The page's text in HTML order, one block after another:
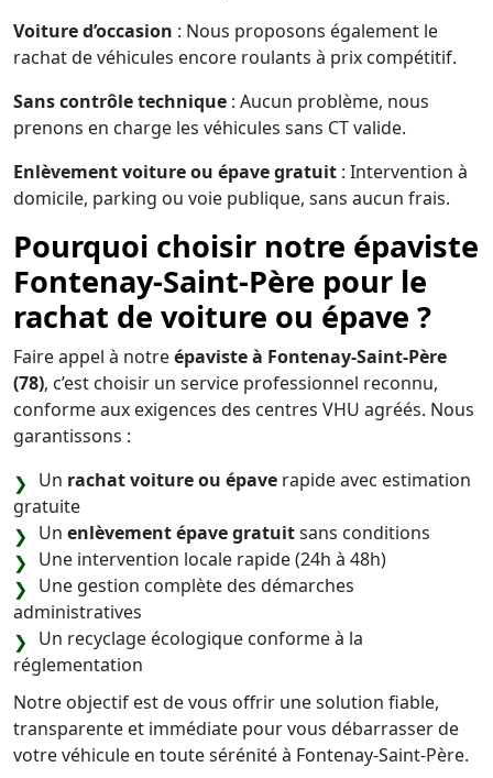
Voiture d’occasion : Nous proposons également le
rachat de véhicules encore roulants à prix compétitif.
Sans contrôle technique : Aucun problème, nous
prenons en charge les véhicules sans CT valide.
Enlèvement voiture ou épave gratuit : Intervention à
domicile, parking ou voie publique, sans aucun frais.
Pourquoi choisir notre épaviste
Fontenay-Saint-Père pour le
rachat de voiture ou épave ?
Faire appel à notreépaviste à Fontenay-Saint-Père
(78), c’est choisir un service professionnel reconnu,
conforme aux exigences des centres VHU agréés. Nous
garantissons :
Un rachat voiture ou épave rapide avec estimation
gratuite
Un enlèvement épave gratuitsans conditions
Une intervention locale rapide (24h à 48h)
Une gestion complète des démarches
administratives
Un recyclage écologique conforme à la
réglementation
Notre objectif est de vous offrir une solution fiable,
transparente et immédiate pour vous débarrasser de
votre véhicule en toute sérénité à Fontenay-Saint-Père.